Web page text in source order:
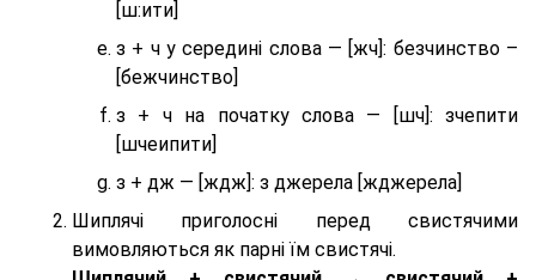
[ш:ити]
з + ч у середині слова — [жч]: безчинство –
[бежчинство]
з + ч на початку слова — [шч]: зчепити
[шчеипити]
з + дж — [ждж]: з джерела [жджерела]
Шиплячі приголосні перед свистячими
вимовляються як парні їм свистячі.